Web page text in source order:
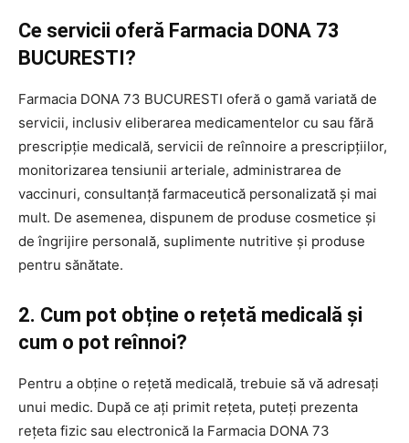
Ce servicii oferă Farmacia DONA 73
BUCURESTI?
Farmacia DONA 73 BUCURESTI oferă o gamă variată de
servicii, inclusiv eliberarea medicamentelor cu sau fără
prescripție medicală, servicii de reînnoire a prescripțiilor,
monitorizarea tensiunii arteriale, administrarea de
vaccinuri, consultanță farmaceutică personalizată și mai
mult. De asemenea, dispunem de produse cosmetice și
de îngrijire personală, suplimente nutritive și produse
pentru sănătate.
2. Cum pot obține o rețetă medicală și
cum o pot reînnoi?
Pentru a obține o rețetă medicală, trebuie să vă adresați
unui medic. După ce ați primit rețeta, puteți prezenta
rețeta fizic sau electronică la Farmacia DONA 73